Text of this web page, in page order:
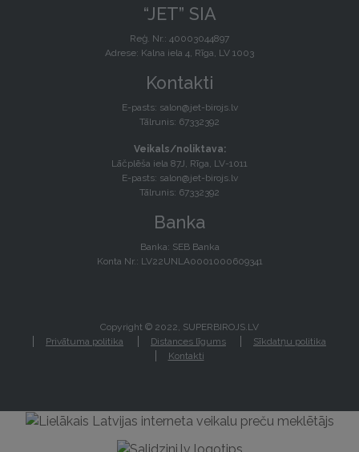
“JET” SIA
Reģ. Nr.: 40003044897
Adrese: Kalna iela 4, Rīga, LV 1003
Kontakti
E-pasts: salon@jet-birojs.lv
Tālrunis: 67332392
Veikals/noliktava:
Lāčplēša iela 87J, Rīga, LV-1011
E-pasts: salon@jet-birojs.lv
Tālrunis: 67332392
Banka
Banka: SEB Banka
Konta Nr.: LV22UNLA0001000609341
Copyright © 2022, SUPERBIROJS.LV
Privātuma politika
Distances līgums
Sīkdatņu politika
Kontakti